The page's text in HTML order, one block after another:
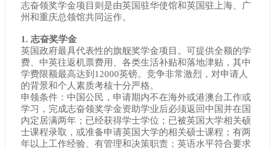
志奋领奖学金项目则是由英国驻华使馆和英国驻上海、广
州和重庆总领馆共同运作。
1. 志奋奖学金
英国政府最具代表性的旗舰奖学金项目。可提供全额的学
费、中英往返机票费用、各类生活补贴和落地津贴，其中
学费限额最高达到12000英镑。竞争非常激烈，对申请人
的背景和个人素质考核十分严格。
申领条件：中国公民，申请期内不在海外或港澳台工作或
学习，完成志奋领奖学金资助学业后必须返回中国并在国
内定居满两年；已经获得学士学位；已被英国大学相关硕
士课程录取，或准备申请英国大学的相关硕士课程；有两
年以上工作经验、有管理和决策职责；英语水平符合要求